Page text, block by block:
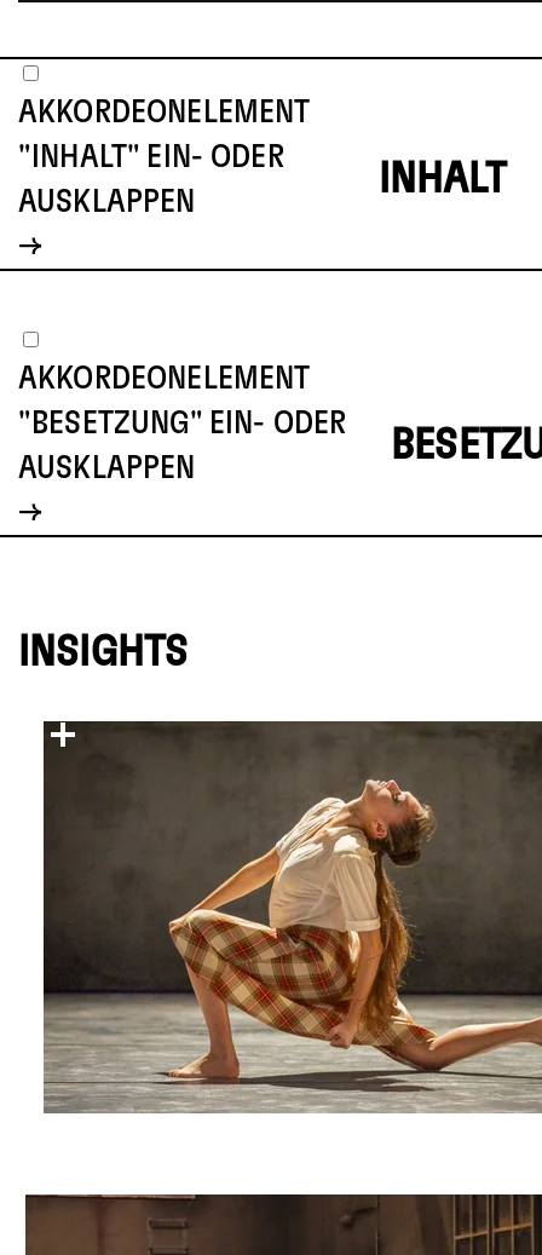
INHALT
AKKORDEONELEMENT
"INHALT" EIN- ODER
AUSKLAPPEN
AKKORDEONELEMENT
"BESETZUNG" EIN- ODER
AUSKLAPPEN
INSIGHTS